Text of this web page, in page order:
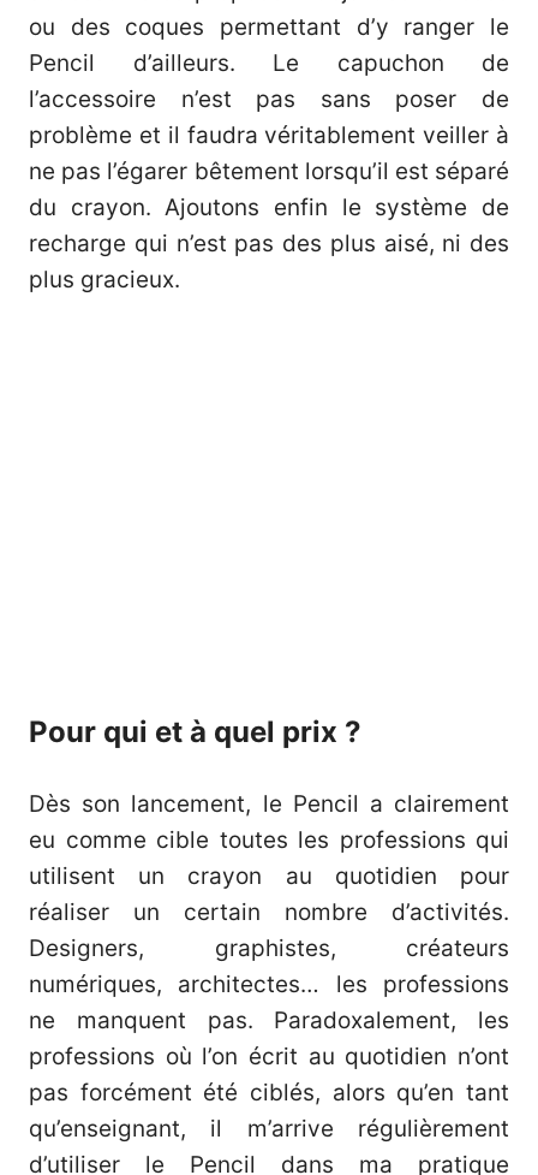
ou des coques permettant d’y ranger le
Pencil d’ailleurs. Le capuchon de
l’accessoire n’est pas sans poser de
problème et il faudra véritablement veiller à
ne pas l’égarer bêtement lorsqu’il est séparé
du crayon. Ajoutons enfin le système de
recharge qui n’est pas des plus aisé, ni des
plus gracieux.
Pour qui et à quel prix ?
Dès son lancement, le Pencil a clairement
eu comme cible toutes les professions qui
utilisent un crayon au quotidien pour
réaliser un certain nombre d’activités.
Designers, graphistes, créateurs
numériques, architectes… les professions
ne manquent pas. Paradoxalement, les
professions où l’on écrit au quotidien n’ont
pas forcément été ciblés, alors qu’en tant
qu’enseignant, il m’arrive régulièrement
d’utiliser le Pencil dans ma pratique